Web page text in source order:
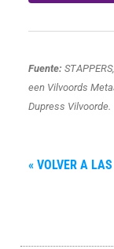
Fuente:
een Vilvoords
Dupress Vilvoorde.
« VOLVER A